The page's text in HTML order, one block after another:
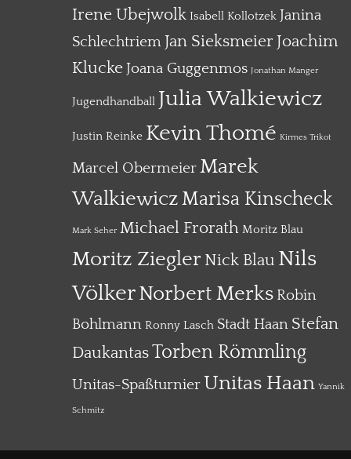
Irene Ubejwolk Isabell Kollotzek Janina
SchlechtriemJan Sieksmeier Joachim
KluckeJoana Guggenmos Jonathan Manger
Jugendhandball Julia Walkiewicz
Justin Reinke Kevin Thomé Kirmes Trikot
Marcel ObermeierMarek
WalkiewiczMarisa Kinscheck
Mark Seher Michael Frorath Moritz Blau
Moritz Ziegler Nick Blau Nils
VölkerNorbert Merks Robin
Bohlmann Ronny Lasch Stadt Haan Stefan
DaukantasTorben Römmling
Unitas-SpaßturnierUnitas Haan Yannik
Schmitz